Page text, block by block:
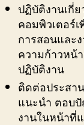
ปฏิบัติงานเกี่
คอมพิวเตอร์
การสอนและ
ความก้าวหน้
ปฏิบัติงาน
ติดต่อประสา
แนะนำ ตอบปั
งานในหน้าที่